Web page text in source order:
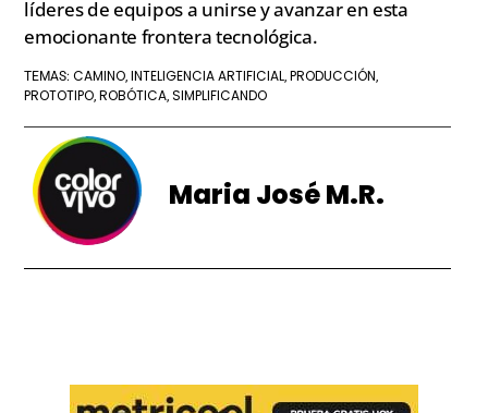
líderes de equipos a unirse y avanzar en esta
emocionante frontera tecnológica.
TEMAS:CAMINO ,INTELIGENCIA ARTIFICIAL ,PRODUCCIÓN
PROTOTIPO ,ROBÓTICA ,SIMPLIFICANDO
Maria José M.R.